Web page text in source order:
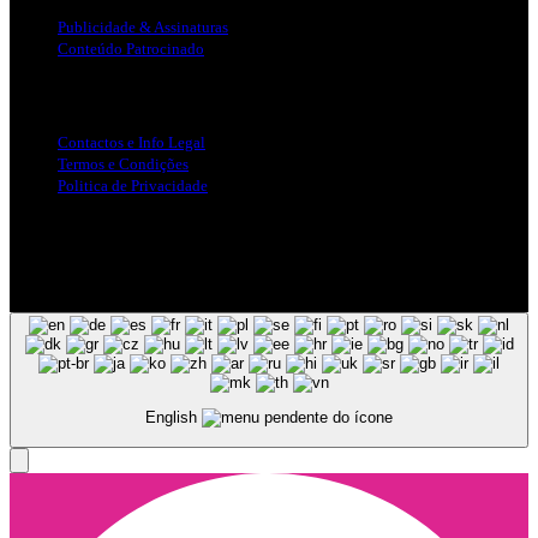
Publicidade & Assinaturas
Conteúdo Patrocinado
Contactos e Info Legal
Termos e Condições
Politica de Privacidade
English